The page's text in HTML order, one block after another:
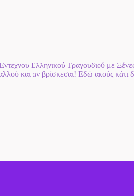
Ελληνικού Τραγουδιού με
και αν βρίσκεσαι! Εδώ ακούς κάτι